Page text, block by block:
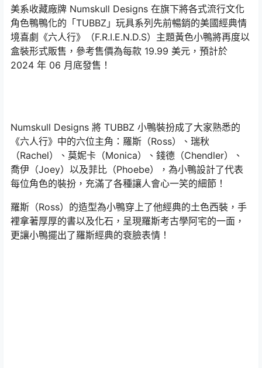
美系收藏廠牌 Numskull Designs 在旗下將各式流行文化
角色鴨鴨化的「TUBBZ」玩具系列先前暢銷的美國經典情
境喜劇《六人行》（F.R.I.E.N.D.S）主題黃色小鴨將再度以
盒裝形式販售，參考售價為每款 19.99 美元，預計於
2024 年 06 月底發售！
Numskull Designs 將 TUBBZ 小鴨裝扮成了大家熟悉的
《六人行》中的六位主角：羅斯（Ross）、瑞秋
（Rachel）、莫妮卡（Monica）、錢德（Chendler）、
喬伊（Joey）以及菲比（Phoebe），為小鴨設計了代表
每位角色的裝扮，充滿了各種讓人會心一笑的細節！
羅斯（Ross）的造型為小鴨穿上了他經典的土色西裝，手
裡拿著厚厚的書以及化石，呈現羅斯考古學阿宅的一面，
更讓小鴨擺出了羅斯經典的衰臉表情！